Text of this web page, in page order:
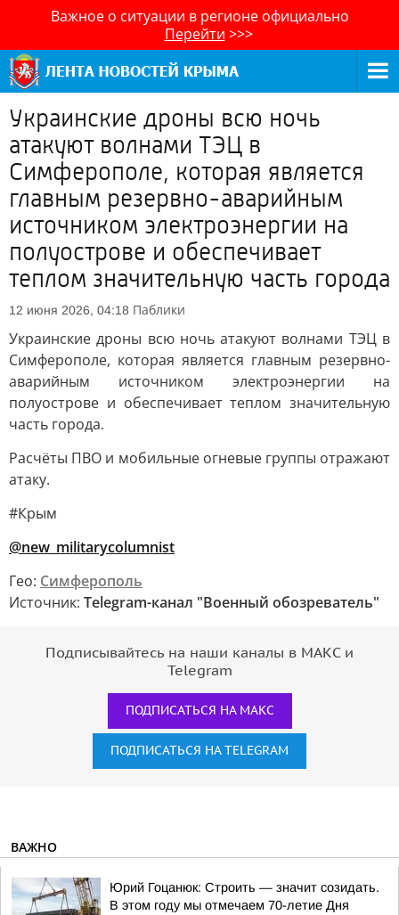
Важное о ситуации в регионе официально
Перейти >>>
Украинские дроны всю ночь
атакуют волнами ТЭЦ в
Симферополе, которая является
главным резервно-аварийным
источником электроэнергии на
полуострове и обеспечивает
теплом значительную часть города
12 июня 2026, 04:18 Паблики
Украинские дроны всю ночь атакуют волнами ТЭЦ в
Симферополе, которая является главным резервно-
аварийным источником электроэнергии на
полуострове и обеспечивает теплом значительную
часть города.
Расчёты ПВО и мобильные огневые группы отражают
атаку.
#Крым
@new_militarycolumnist
Гео: Симферополь
Источник: Telegram-канал "Военный обозреватель"
Подписывайтесь на наши каналы в МАКС и
Telegram
ПОДПИСАТЬСЯ НА МАКС
ПОДПИСАТЬСЯ НА TELEGRAM
ВАЖНО
Юрий Гоцанюк: Строить — значит созидать.
В этом году мы отмечаем 70-летие Дня